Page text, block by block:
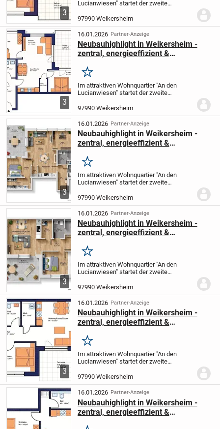
3
Lucianwiesen" startet der zweite
Abschluss des ersten Bauabschnitts
entstehen nun weitere 27 moderne
Neubauwohnungen in einer...
97990 Weikersheim
3
16.01.2026 Partner-Anzeige
Neubauhighlight in Weikersheim -
zentral, energieeffizient &
Merken
Im attraktiven Wohnquartier "An den
Lucianwiesen" startet der zweite
Abschluss des ersten Bauabschnitts
entstehen nun weitere 27 moderne
Neubauwohnungen in einer...
97990 Weikersheim
3
16.01.2026 Partner-Anzeige
Neubauhighlight in Weikersheim -
zentral, energieeffizient &
Merken
Im attraktiven Wohnquartier "An den
Lucianwiesen" startet der zweite
Abschluss des ersten Bauabschnitts
entstehen nun weitere 27 moderne
Neubauwohnungen in einer...
97990 Weikersheim
3
16.01.2026 Partner-Anzeige
Neubauhighlight in Weikersheim -
zentral, energieeffizient &
Merken
Im attraktiven Wohnquartier "An den
Lucianwiesen" startet der zweite
Abschluss des ersten Bauabschnitts
entstehen nun weitere 27 moderne
Neubauwohnungen in einer...
97990 Weikersheim
3
16.01.2026 Partner-Anzeige
Neubauhighlight in Weikersheim -
zentral, energieeffizient &
Merken
Im attraktiven Wohnquartier "An den
Lucianwiesen" startet der zweite
Abschluss des ersten Bauabschnitts
entstehen nun weitere 27 moderne
Neubauwohnungen in einer...
97990 Weikersheim
16.01.2026 Partner-Anzeige
Neubauhighlight in Weikersheim -
zentral, energieeffizient &